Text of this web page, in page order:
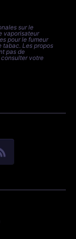
sur le
vaporisateur
pour le fumeur
tabac. Les propos
pas de
votre